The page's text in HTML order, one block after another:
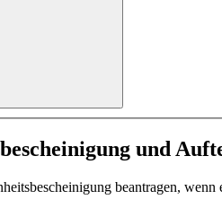
und
beantragen,